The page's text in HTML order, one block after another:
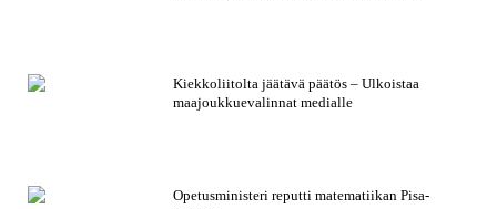
Kiekkoliitolta jäätävä päätös – Ulkoistaa
maajoukkuevalinnat medialle
Opetusministeri reputti matematiikan Pisa-